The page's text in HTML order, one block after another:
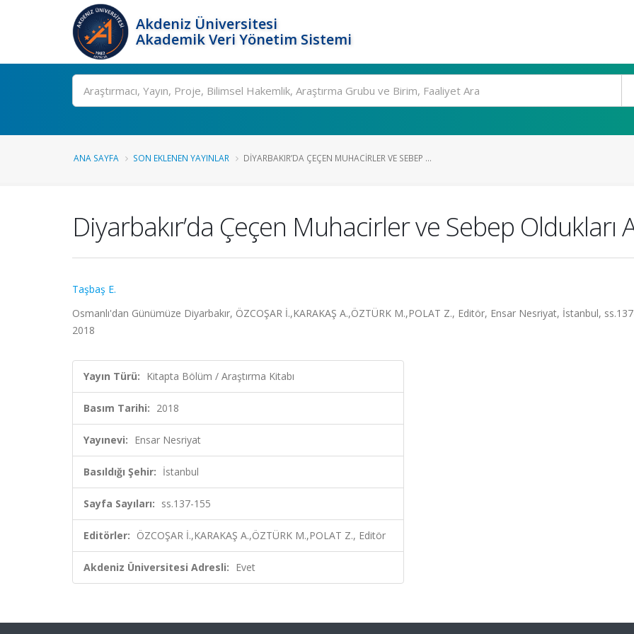
Akdeniz Üniversitesi
Akademik Veri Yönetim Sistemi
Ara
ANA SAYFA SON EKLENEN YAYINLAR DIYARBAKIR’DA ÇEÇEN MUHACIRLER VE SEBEP ...
Diyarbakır’da Çeçen Muhacirler ve Sebep Oldukları
Taşbaş E.
Osmanlı'dan Günümüze Diyarbakır, ÖZCOŞAR İ.,KARAKAŞ A.,ÖZTÜRK M.,POLAT Z., Editör, Ensar Nesriyat, İstanbul,
2018
Yayın Türü: Kitapta Bölüm / Araştırma Kitabı
Basım Tarihi: 2018
Yayınevi: Ensar Nesriyat
Basıldığı Şehir: İstanbul
Sayfa Sayıları: ss.137-155
Editörler: ÖZCOŞAR İ.,KARAKAŞ A.,ÖZTÜRK M.,POLAT Z., Editör
Akdeniz Üniversitesi Adresli: Evet